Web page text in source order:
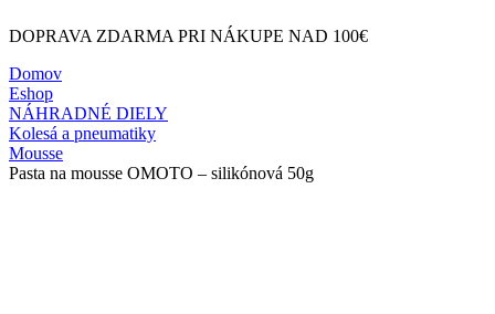
DOPRAVA ZDARMA PRI NÁKUPE NAD 100€
Domov
Eshop
NÁHRADNÉ DIELY
Kolesá a pneumatiky
Mousse
Pasta na mousse OMOTO – silikónová 50g